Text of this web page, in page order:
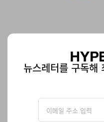
뉴스레터를 구독해